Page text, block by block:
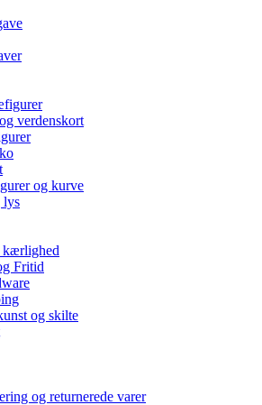
verdenskort
og kurve
lys
Fritid
og skilte
og returnerede varer